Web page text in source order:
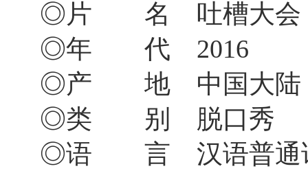
◎片 名 吐槽大会
◎年 代 2016
◎产 地 中国大陆
◎类 别 脱口秀
◎语 言 汉语普通